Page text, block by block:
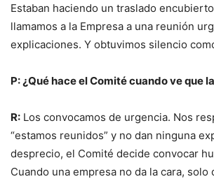
Estaban haciendo un traslado
llamamos a la Empresa a una reunión
explicaciones. Y obtuvimos silencio
P: ¿Qué hace el Comité cuando ve que
R: Los convocamos de urgencia. Nos
“estamos reunidos” y no dan ninguna
desprecio, el Comité decide convocar
Cuando una empresa no da la cara, solo